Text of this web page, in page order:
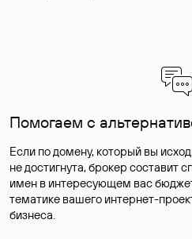
Помогаем с
Если по домену, который вы
не достигнута, брокер составит
имен в интересующем вас
тематике вашего интернет-
бизнеса.